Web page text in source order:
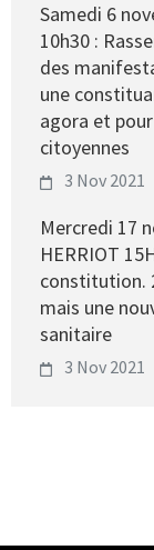
Samedi 6
10h30 :
des
une
agora et
citoyennes
3 Nov 2021
Mercredi 17
HERRIOT
constitution.
mais une
sanitaire
3 Nov 2021